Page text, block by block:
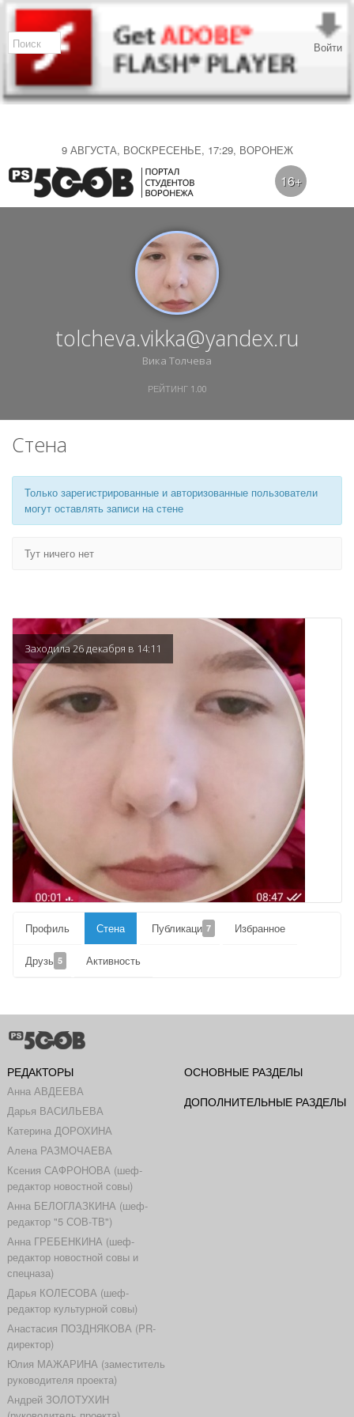
9 АВГУСТА, ВОСКРЕСЕНЬЕ, 17:29, ВОРОНЕЖ
Войти
16+
tolcheva.vikka@yandex.ru
Вика Толчева
РЕЙТИНГ 1.00
Стена
Только зарегистрированные и авторизованные пользователи
могут оставлять записи на стене
Тут ничего нет
Заходила 26 декабря в 14:11
Профиль Стена Публикации7 Избранное
Друзья5 Активность
РЕДАКТОРЫ
Анна АВДЕЕВА
Дарья ВАСИЛЬЕВА
Катерина ДОРОХИНА
Алена РАЗМОЧАЕВА
Ксения САФРОНОВА (шеф-
редактор новостной совы)
Анна БЕЛОГЛАЗКИНА (шеф-
редактор "5 СОВ-ТВ")
Анна ГРЕБЕНКИНА (шеф-
редактор новостной совы и
спецназа)
Дарья КОЛЕСОВА (шеф-
редактор культурной совы)
Анастасия ПОЗДНЯКОВА (PR-
директор)
Юлия МАЖАРИНА (заместитель
руководителя проекта)
Андрей ЗОЛОТУХИН
ОСНОВНЫЕ РАЗДЕЛЫ
ДОПОЛНИТЕЛЬНЫЕ РАЗДЕЛЫ